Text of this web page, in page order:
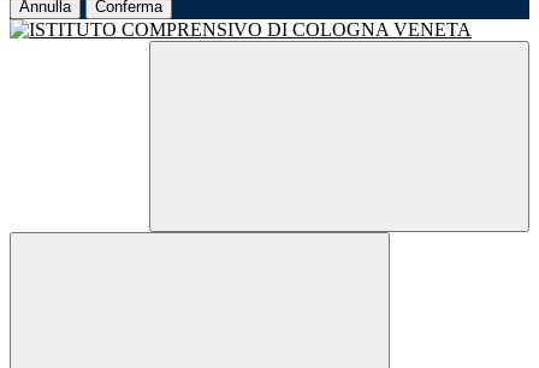
Annulla Conferma